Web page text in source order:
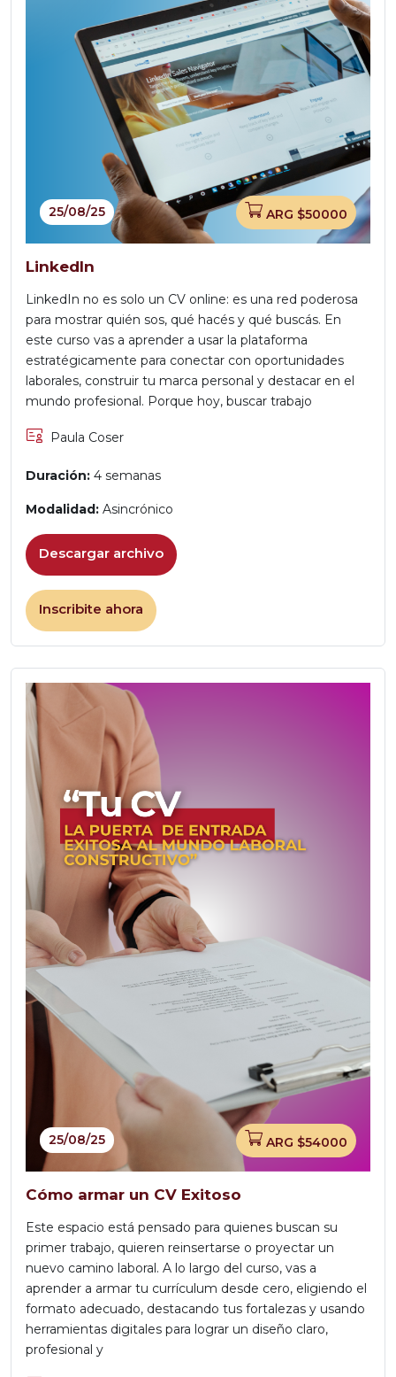
25/08/25 ARG $50000
LinkedIn
LinkedIn no es solo un CV online: es una red poderosa
para mostrar quién sos, qué hacés y qué buscás. En
este curso vas a aprender a usar la plataforma
estratégicamente para conectar con oportunidades
laborales, construir tu marca personal y destacar en el
mundo profesional. Porque hoy, buscar trabajo
Paula Coser
Duración: 4 semanas
Modalidad: Asincrónico
Descargar archivo
Inscribite ahora
25/08/25 ARG $54000
Cómo armar un CV Exitoso
Este espacio está pensado para quienes buscan su
primer trabajo, quieren reinsertarse o proyectar un
nuevo camino laboral. A lo largo del curso, vas a
aprender a armar tu currículum desde cero, eligiendo el
formato adecuado, destacando tus fortalezas y usando
herramientas digitales para lograr un diseño claro,
profesional y